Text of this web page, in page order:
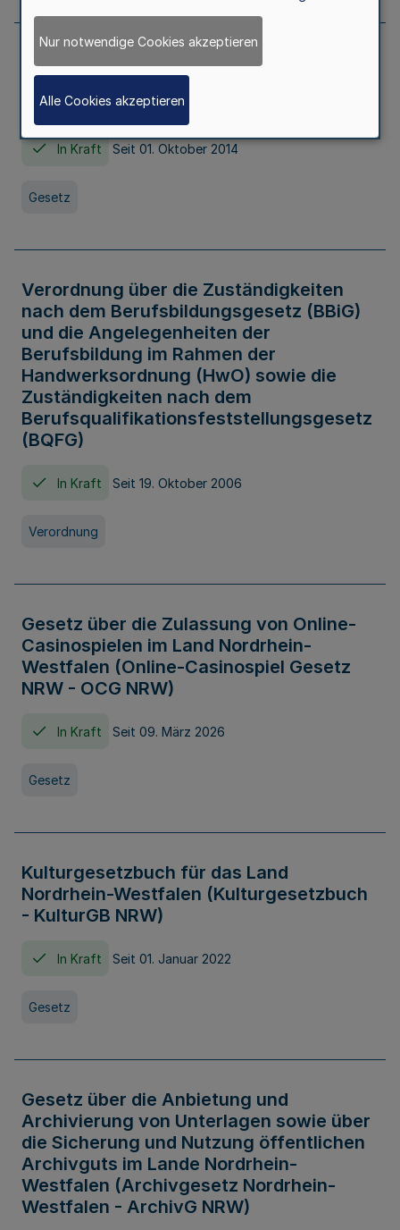
Gesetz über die Hochschulen des Landes
Nordrhein-Westfalen (Hochschulgesetz -
HG)
In Kraft Seit 01. Oktober 2014
Gesetz
Verordnung über die Zuständigkeiten
nach dem Berufsbildungsgesetz (BBiG)
und die Angelegenheiten der
Berufsbildung im Rahmen der
Handwerksordnung (HwO) sowie die
Zuständigkeiten nach dem
Berufsqualifikationsfeststellungsgesetz
(BQFG)
In Kraft Seit 19. Oktober 2006
Verordnung
Gesetz über die Zulassung von Online-
Casinospielen im Land Nordrhein-
Westfalen (Online-Casinospiel Gesetz
NRW - OCG NRW)
In Kraft Seit 09. März 2026
Gesetz
Kulturgesetzbuch für das Land
Nordrhein-Westfalen (Kulturgesetzbuch
- KulturGB NRW)
In Kraft Seit 01. Januar 2022
Gesetz
Gesetz über die Anbietung und
Archivierung von Unterlagen sowie über
die Sicherung und Nutzung öffentlichen
Archivguts im Lande Nordrhein-
Westfalen (Archivgesetz Nordrhein-
Westfalen - ArchivG NRW)
Nur notwendige Cookies akzeptieren
Alle Cookies akzeptieren